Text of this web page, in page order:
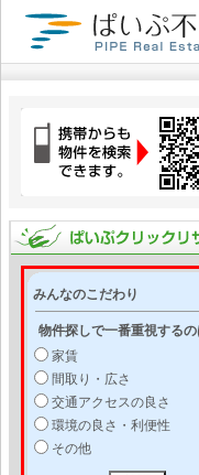
みんなのこだわり
物件探しで一番重視するの
家賃
間取り・広さ
交通アクセスの良さ
環境の良さ・利便性
その他